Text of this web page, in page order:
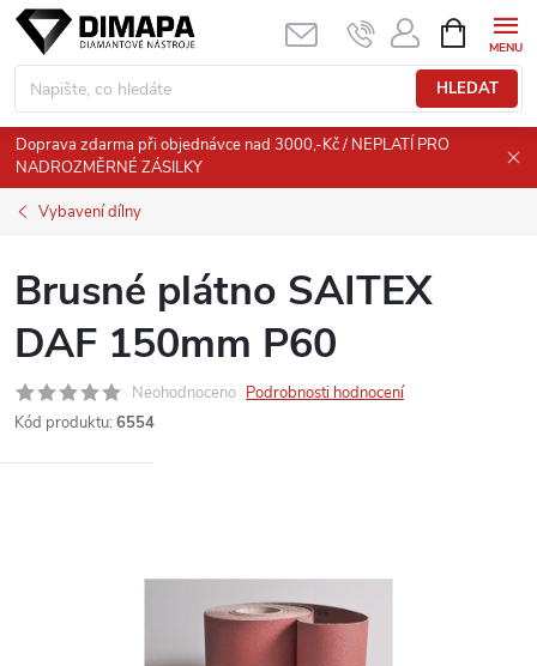
Přejít
obsah
HLEDAT
NÁKUPNÍ
KOŠÍK
Doprava zdarma při objednávce nad 3000,-Kč / NEPLATÍ PRO
NADROZMĚRNÉ ZÁSILKY
Vybavení dílny
Brusné plátno SAITEX
DAF 150mm P60
Neohodnoceno Podrobnosti hodnocení
Kód produktu: 6554